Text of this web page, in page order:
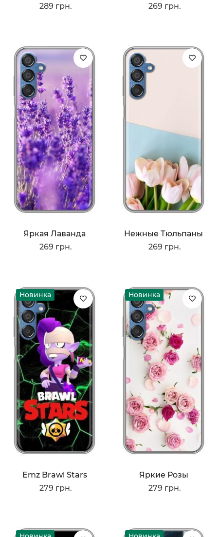
289 грн.
269 грн.
Яркая Лаванда
269 грн.
Нежные Тюльпаны
269 грн.
Новинка
Emz Brawl Stars
279 грн.
Новинка
Яркие Розы
279 грн.